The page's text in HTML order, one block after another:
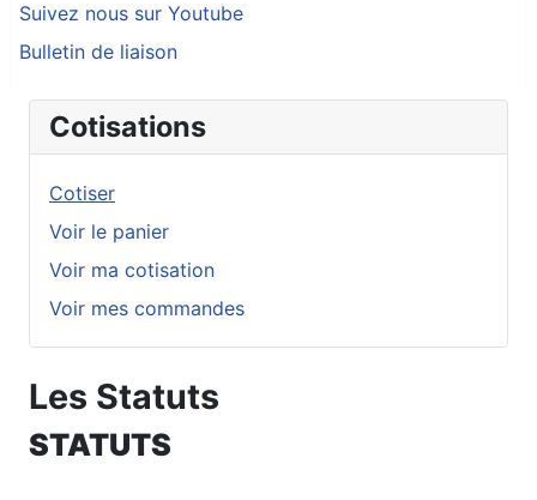
Suivez nous sur Youtube
Bulletin de liaison
Cotisations
Cotiser
Voir le panier
Voir ma cotisation
Voir mes commandes
Les Statuts
STATUTS